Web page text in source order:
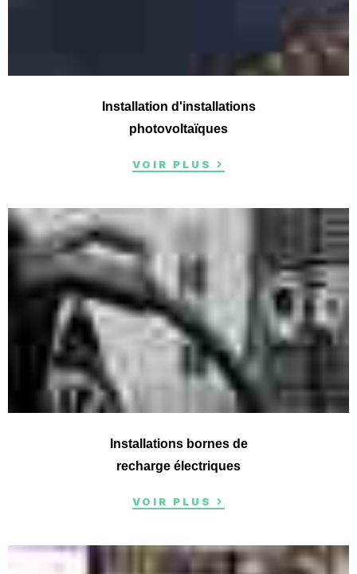
Installation d'installations
photovoltaïques
VOIR PLUS
Installations bornes de
recharge électriques
VOIR PLUS